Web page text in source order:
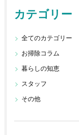
の天ぷらを食べるといい…
カテゴリー
全てのカテゴリー
お掃除コラム
暮らしの知恵
スタッフ
その他